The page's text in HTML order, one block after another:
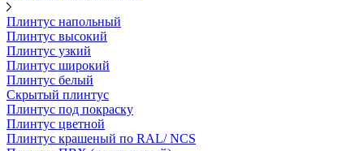
Плинтус напольный
Плинтус высокий
Плинтус узкий
Плинтус широкий
Плинтус белый
Скрытый плинтус
Плинтус под покраску
Плинтус цветной
Плинтус крашеный по RAL/ NCS